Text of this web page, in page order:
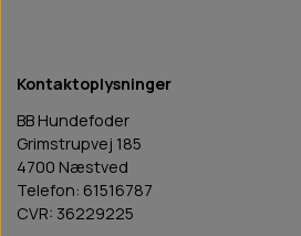
Kontaktoplysninger
BB Hundefoder
Grimstrupvej 185
4700 Næstved
Telefon: 61516787
CVR: 36229225